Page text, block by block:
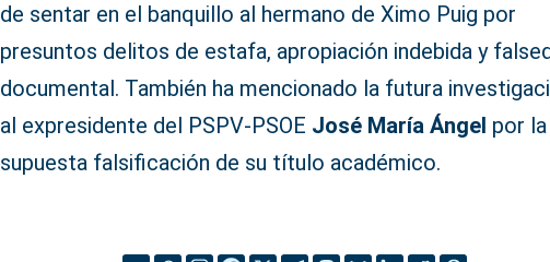
de sentar en el banquillo al hermano de Ximo Puig por
presuntos delitos de estafa, apropiación indebida y
documental. También ha mencionado la futura
al expresidente del PSPV-PSOE José María Ángel por la
supuesta falsificación de su título académico.